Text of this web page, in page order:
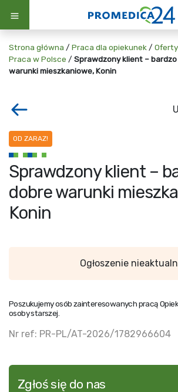
Strona główna / Praca dla opiekunek /
Praca w Polsce / Sprawdzony klient –
warunki mieszkaniowe, Konin
OD ZARAZ!
Sprawdzony klient –
dobre warunki
Konin
Ogłoszenie
Poszukujemy osób zainteresowanych pracą
osoby starszej.
Nr ref: PR-PL/AT-2026/1782966604
Zgłoś się do nas